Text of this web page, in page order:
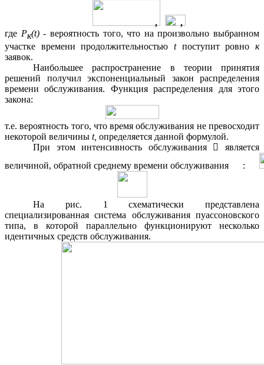
,
,
где Pк(t)- вероятность того, что на произвольно выбранном
участке времени продолжительностью t поступит ровнок
заявок.
Наибольшее распространение в теории принятия
решений получил экспоненциальный закон распределения
времени обслуживания. Функция распределения для этого
закона:
т.е. вероятность того, что время обслуживания не превосходит
некоторой величины t, определяется данной формулой.
При этом интенсивность обслуживания является
величиной, обратной среднему времени обслуживания
:
На рис. 1 схематически представлена
специализированная система обслуживания пуассоновского
типа, в которой параллельно функционируют несколько
идентичных средств обслуживания.